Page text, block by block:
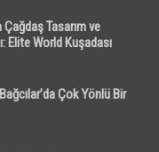
Tasarım ve
Elite World Kuşadası
Çok Yönlü Bir